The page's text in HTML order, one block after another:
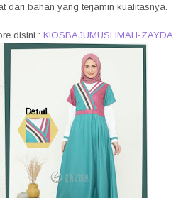
dari bahan yang terjamin kualitasnya.
disini : KIOSBAJUMUSLIMAH-ZAYDA